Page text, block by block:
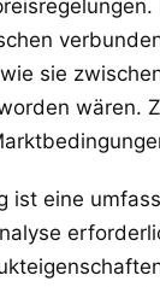
sie
wären.
ist eine